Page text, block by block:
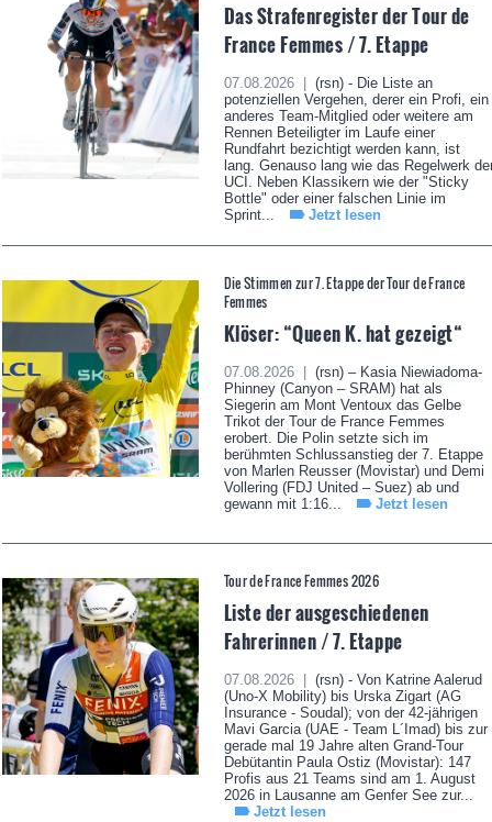
Das Strafenregister der Tour de
France Femmes / 7. Etappe
07.08.2026 |
(rsn) - Die Liste an
potenziellen Vergehen, derer ein Profi, ein
anderes Team-Mitglied oder weitere am
Rennen Beteiligter im Laufe einer
Rundfahrt bezichtigt werden kann, ist
lang. Genauso lang wie das Regelwerk
UCI. Neben Klassikern wie der "Sticky
Bottle" oder einer falschen Linie im
Sprint...
Jetzt lesen
Die Stimmen zur 7. Etappe der Tour de France
Femmes
Klöser: “Queen K. hat gezeigt“
07.08.2026 |
(rsn) – Kasia Niewiadoma-
Phinney (Canyon – SRAM) hat als
Siegerin am Mont Ventoux das Gelbe
Trikot der Tour de France Femmes
erobert. Die Polin setzte sich im
berühmten Schlussanstieg der 7. Etappe
von Marlen Reusser (Movistar) und Demi
Vollering (FDJ United – Suez) ab und
gewann mit 1:16...
Jetzt lesen
Tour de France Femmes 2026
Liste der ausgeschiedenen
Fahrerinnen / 7. Etappe
07.08.2026 |
(rsn) - Von Katrine Aalerud
(Uno-X Mobility) bis Urska Zigart (AG
Insurance - Soudal); von der 42-jährigen
Mavi Garcia (UAE - Team L´Imad) bis zur
gerade mal 19 Jahre alten Grand-Tour
Debütantin Paula Ostiz (Movistar): 147
Profis aus 21 Teams sind am 1. August
2026 in Lausanne am Genfer See zur...
Jetzt lesen